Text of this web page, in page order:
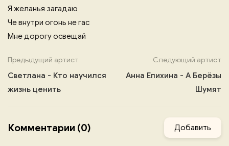
Я желанья загадаю
Че внутри огонь не гас
Мне дорогу освещай
Предыдущий артист
Светлана - Кто научился
жизнь ценить
Следующий артист
Анна Епихина - А Берёзы
Шумят
Комментарии (0) Добавить